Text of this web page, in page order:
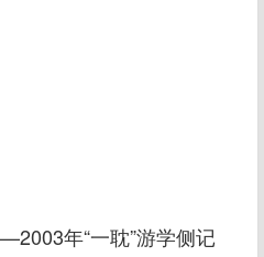
年“一耽”游学侧记